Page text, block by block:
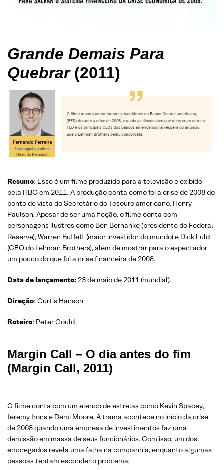
Grande Demais Para
Quebrar (2011)
Resumo: Esse é um filme produzido para a televisão e exibido
pela HBO em 2011. A produção conta como foi a crise de 2008 do
ponto de vista do Secretário do Tesouro americano, Henry
Paulson. Apesar de ser uma ficção, o filme conta com
personagens ilustres como Ben Bernanke (presidente do Federal
Reserve), Warren Buffett (maior investidor do mundo) e Dick Fuld
(CEO do Lehman Brothers), além de mostrar para o espectador
um pouco do que foi a crise financeira de 2008.
Data de lançamento: 23 de maio de 2011 (mundial).
Direção: Curtis Hanson
Roteiro: Peter Gould
Margin Call – O dia antes do fim
(Margin Call, 2011)
O filme conta com um elenco de estrelas como Kevin Spacey,
Jeremy Irons e Demi Moore. A trama acontece no início da crise
de 2008 quando uma empresa de investimentos faz uma
demissão em massa de seus funcionários. Com isso, um dos
empregados revela uma falha na companhia, enquanto algumas
pessoas tentam esconder o problema.